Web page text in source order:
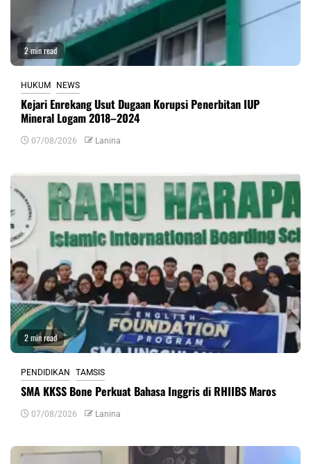
2 min read
HUKUM NEWS
Kejari Enrekang Usut Dugaan Korupsi Penerbitan IUP
Mineral Logam 2018–2024
07/08/2026 Lanina
2 min read
PENDIDIKAN TAMSIS
SMA KKSS Bone Perkuat Bahasa Inggris di RHIIBS Maros
07/08/2026 Lanina